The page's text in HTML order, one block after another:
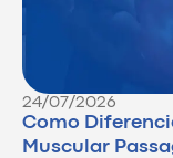
24/07/2026
Como
Muscular